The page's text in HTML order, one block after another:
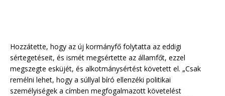
Hozzátette, hogy az új kormányfő folytatta az eddigi
sértegetéseit, és ismét megsértette az államfőt, ezzel
megszegte esküjét, és alkotmánysértést követett el. „Csak
remélni lehet, hogy a súllyal bíró ellenzéki politikai
személyiségek a címben megfogalmazott követelést